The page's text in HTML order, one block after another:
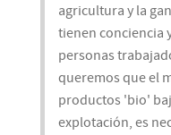
agricultura y la
tienen conciencia
personas
queremos que el
productos 'bio'
explotación, es